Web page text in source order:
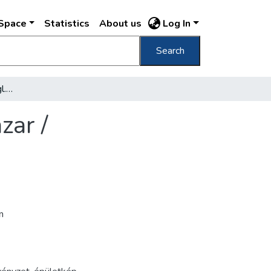
Statistics About us Log In
Search
Királyi várkerti bazár Königl. Burggarten-Bazar /
/